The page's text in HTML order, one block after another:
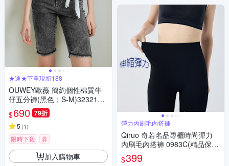
★速★下單現折188
OUWEY歐薇 簡約個性棉質牛
仔五分褲(黑色；S-M)3232168
552
$690 79折
5 (1)
限時下殺 券
加入購物車
彈力內刷毛內搭褲
Qiruo 奇若名品專櫃時尚彈力
內刷毛內搭褲 0983C(精品保暖
黑色
$399